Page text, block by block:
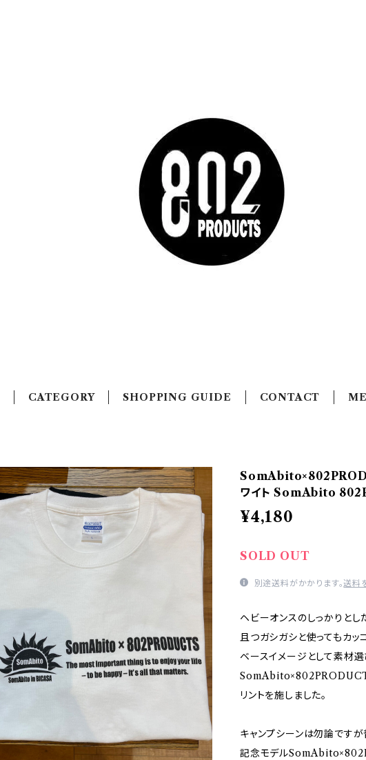
CATEGORY SHOPPING GUIDE CONTACT
ワイト SomAbito
¥4,180
SOLD OUT
別途送料がかかります。送料
ヘビーオンスのしっかりとし
且つガシガシと使ってもカッ
ベースイメージとして素材
リントを施しました。
キャンプシーンは勿論です
記念モデル